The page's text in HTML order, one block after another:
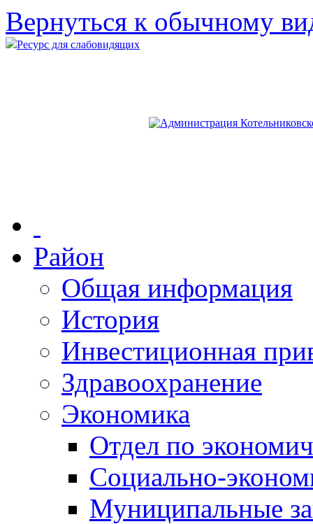
Вернуться к обычному
Ресурс для слабовидящих
Район
Общая информация
История
Инвестиционная
Здравоохранение
Экономика
Отдел по
Социально-
Муниципальные